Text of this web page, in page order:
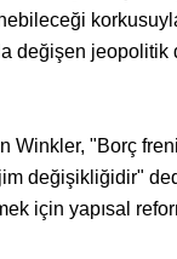
değişen jeopolitik
"Borç freni
değişikliğidir"
için yapısal